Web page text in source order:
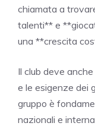
chiamata a
talenti** e
una **crescita
Il club deve
e le esigenze dei
gruppo è
nazionali e